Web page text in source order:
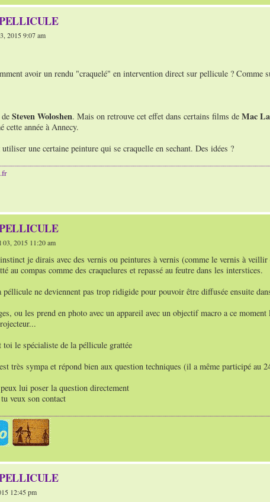
2015 9:07 am
avoir un rendu "craquelé" en intervention direct sur pellicule ? Comme
Steven Woloshen. Mais on retrouve cet effet dans certains films de Mac
cette année à Annecy.
une certaine peinture qui se craquelle en sechant. Des idées ?
03, 2015 11:20 am
je dirais avec des vernis ou peintures à vernis (comme le vernis à
au compas comme des craquelures et repassé au feutre dans les interstices.
péllicule ne deviennent pas trop ridigide pour pouvoir être diffusée ensuite
ou les prend en photo avec un appareil avec un objectif macro a ce
le spécialiste de la péllicule grattée
très sympa et répond bien aux question techniques (il a même participé au
lui poser la question directement
veux son contact
12:45 pm